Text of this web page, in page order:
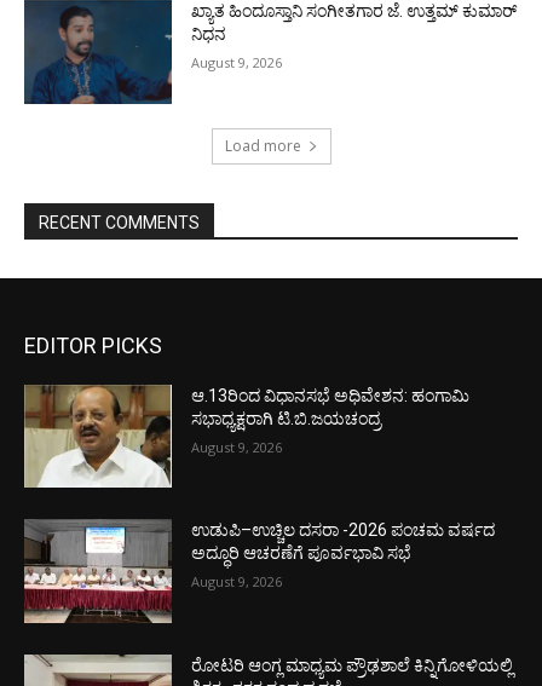
ಖ್ಯಾತ ಹಿಂದೂಸ್ತಾನಿ ಸಂಗೀತಗಾರ ಜೆ. ಉತ್ತಮ್ ಕುಮಾರ್
ನಿಧನ
August 9, 2026
Load more
RECENT COMMENTS
EDITOR PICKS
ಆ.13ರಿಂದ ವಿಧಾನಸಭೆ ಅಧಿವೇಶನ: ಹಂಗಾಮಿ
ಸಭಾಧ್ಯಕ್ಷರಾಗಿ ಟಿ.ಬಿ.ಜಯಚಂದ್ರ
August 9, 2026
ಉಡುಪಿ–ಉಚ್ಚಿಲ ದಸರಾ -2026 ಪಂಚಮ ವರ್ಷದ
ಅದ್ಧೂರಿ ಆಚರಣೆಗೆ ಪೂರ್ವಭಾವಿ ಸಭೆ
August 9, 2026
ರೋಟರಿ ಆಂಗ್ಲ ಮಾಧ್ಯಮ ಪ್ರೌಢಶಾಲೆ ಕಿನ್ನಿಗೋಳಿಯಲ್ಲಿ